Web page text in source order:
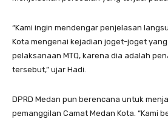
“Kami ingin mendengar penjelasan
Kota mengenai kejadian joget-joget
pelaksanaan MTQ, karena dia adalah
tersebut,” ujar Hadi.
DPRD Medan pun berencana untuk
pemanggilan Camat Medan Kota. “Kami